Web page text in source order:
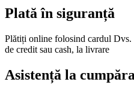
Plată în siguranță
Plătiți online folosind cardul Dvs.
de credit sau cash, la livrare
Asistență la